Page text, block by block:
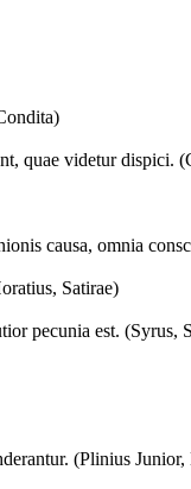
quae videtur dispici.
causa, omnia
Satirae)
pecunia est. (Syrus,
(Plinius